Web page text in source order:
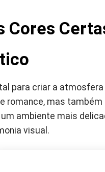
Cores
para criar a
romance, mas
ambiente mais
visual.